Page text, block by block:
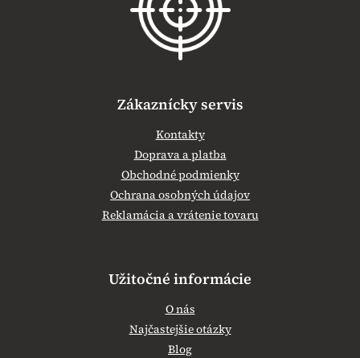
Zákaznícky servis
Kontakty
Doprava a platba
Obchodné podmienky
Ochrana osobných údajov
Reklamácia a vrátenie tovaru
Užitočné informácie
O nás
Najčastejšie otázky
Blog